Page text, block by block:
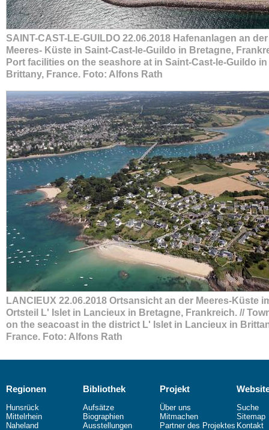
SAINT-CAST-LE-GUILDO 22.06.2018 Hafenanlagen an der
Meeres- Küste in Saint-Cast-le-Guildo in Bretagne,
Port facilities on the seashore at in Saint-Cast-le-Guildo in
Brittany, France. Foto: Alfons Rath
LANCIEUX 22.06.2018 Ortsansicht an der Meeres-Küste
Ortsteil L' Islet in Lancieux in Bretagne, Frankreich. //
on the seacoast in the district L' Islet in Lancieux in
France. Foto: Alfons Rath
Regionen
Hunsrück
Mittelrhein
Naheland
Bibliothek
Aufsätze
Biographien
Ausstellungen
Projekt
Über uns
Mitmachen
Partner des Projektes
Suche
Sitemap
Kontakt